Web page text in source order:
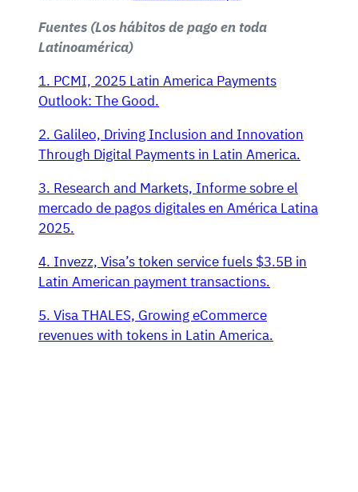
Fuentes (Los hábitos de pago en toda
Latinoamérica)
1. PCMI, 2025 Latin America Payments
Outlook: The Good.
2. Galileo, Driving Inclusion and Innovation
Through Digital Payments in Latin America.
3. Research and Markets, Informe sobre el
mercado de pagos digitales en América Latina
2025.
4. Invezz, Visa’s token service fuels $3.5B in
Latin American payment transactions.
5. Visa THALES, Growing eCommerce
revenues with tokens in Latin America.